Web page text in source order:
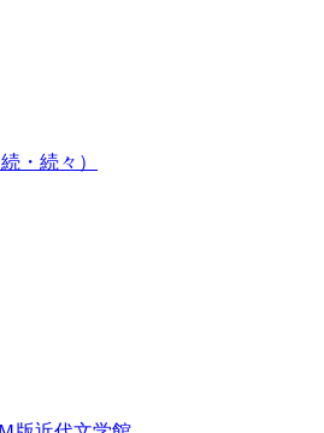
・続々）